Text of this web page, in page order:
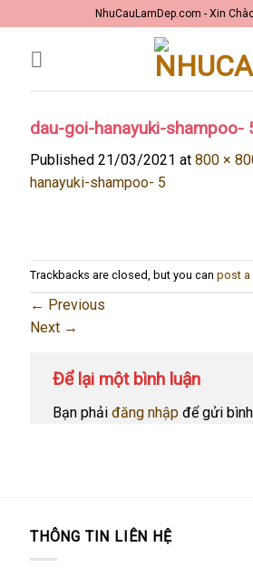
to
content
NhuCauLamDep.com - Xin
dau-goi-hanayuki-shampoo-
Published 21/03/2021 at 800 ×
hanayuki-shampoo- 5
Trackbacks are closed, but you can post a
← Previous
Next →
Để lại một bình luận
Bạn phải đăng nhậpđể gửi bình
THÔNG TIN LIÊN HỆ